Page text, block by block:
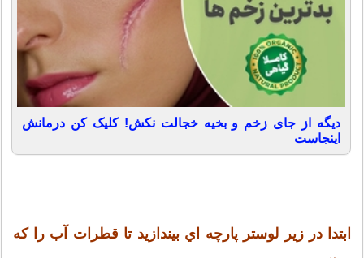
دیگه از جای زخم و بخیه خجالت نکش! کلیک کن درمانش
اینجاست
ابتدا در زير لوستر پارچه اي بيندازيد تا قطرات آب را که